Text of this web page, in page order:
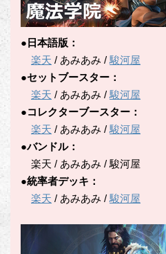
●日本語版：
楽天 / あみあみ / 駿河屋
●セットブースター：
楽天 / あみあみ / 駿河屋
●コレクターブースター：
楽天 / あみあみ / 駿河屋
●バンドル：
楽天 / あみあみ / 駿河屋
●統率者デッキ：
楽天 / あみあみ / 駿河屋